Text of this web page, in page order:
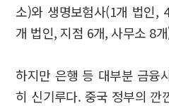
소)와 생명보험사(1개 법인,
개 법인, 지점 6개, 사무소 8
하지만 은행 등 대부분 금융
히 신기루다. 중국 정부의 깐